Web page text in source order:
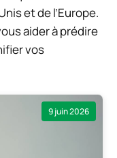
et de l’Europe.
aider à prédire
vos
9 juin 2026